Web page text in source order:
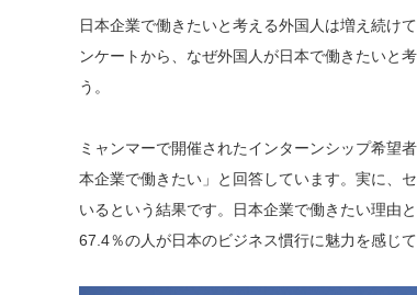
日本企業で働きたいと考える外国人は増え続け
ンケートから、なぜ外国人が日本で働きたいと
う。
ミャンマーで開催されたインターンシップ希望
本企業で働きたい」と回答しています。実に、
いるという結果です。日本企業で働きたい理由
67.4％の人が日本のビジネス慣行に魅力を感じて